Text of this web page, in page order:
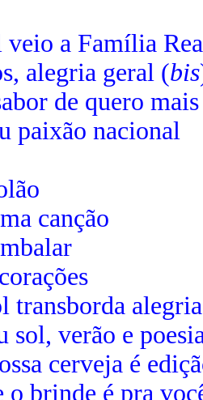
a Família
alegria geral (bis
de quero mais
paixão nacional
canção
transborda alegria
sol, verão e
cerveja é
o brinde é pra